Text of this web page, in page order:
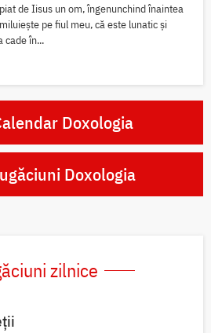
de Iisus un om, îngenunchind înaintea
pe fiul meu, că este lunatic și
cade în...
Doxologia
Doxologia
zilnice